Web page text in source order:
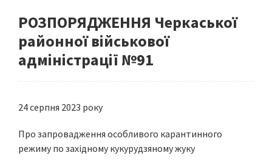
РОЗПОРЯДЖЕННЯ Черкаської
районної військової
адміністрації №91
24 серпня 2023 року
Про запровадження особливого карантинного
режиму по західному кукурудзяному жуку